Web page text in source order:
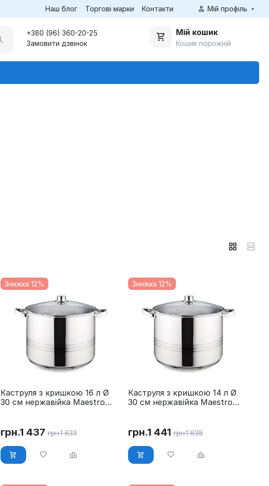
Наш блог Торгові марки Контакти Мій профіль
+380 (96) 360-20-25
Замовити дзвінок
Мій кошик
Кошик порожній
Знижка 12%
Каструля з кришкою 16 л Ø
30 см нержавійка Maestro
грн.1 437 грн.1 633
Знижка 12%
Каструля з кришкою 14 л Ø
30 см нержавійка Maestro
грн.1 441 грн.1 638